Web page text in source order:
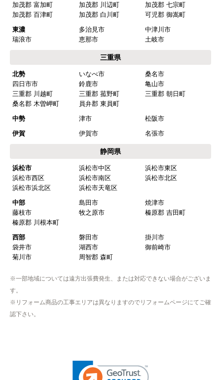
2025年10月10日 21:04
欲しい商品をスムーズに注文できましたか？
ショップからの連絡や対応は適切でしたか？
予定の期日までに商品が届きましたか？
はい
商品の梱包は必要十分なものでしたか？
【注文商品】浄水器・整水器 【注文時
期】2025年07月頃（モバイルから）
【このショップを選んだ理由は？】
近隣で安く、評判が良かったため
【注文からどのくらいで届きましたか？】
取付工事の数日前に調整して届けてくれた
作業をされた方はスムーズで親切でした
欲しい商品をスムーズに注文できましたか？
加茂郡 富加町
加茂郡 川辺町
加茂郡 七宗町
加茂郡 百津町
加茂郡 白川町
可児郡 御嵩町
東濃
多治見市
中津川市
瑞浪市
恵那市 土岐市
三重県
北勢 いなべ市
桑名市
四日市市
鈴鹿市
亀山市
三重郡 川越町
三重郡 菰野町
三重郡 朝日町
桑名郡 木曽岬町
員弁郡 東員町
中勢
津市
松阪市
伊賀
伊賀市 名張市
静岡県
浜松市 浜松市中区
浜松市東区
浜松市西区
浜松市南区
浜松市北区
浜松市浜北区
浜松市天竜区
中部
島田市
焼津市
藤枝市
牧之原市
榛原郡 吉田町
榛原郡 川根本町
西部
磐田市
掛川市
袋井市
湖西市
御前崎市
菊川市
周智郡 森町
※一部地域については遠方出張費発生、または対応できない場合がございま
す。
※リフォーム商品の工事エリアは異なりますのでリフォームページにてご確
認下さい。